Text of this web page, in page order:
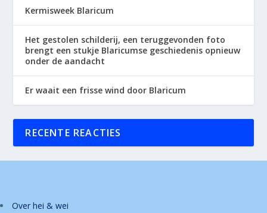
Kermisweek Blaricum
Het gestolen schilderij, een teruggevonden foto
brengt een stukje Blaricumse geschiedenis opnieuw
onder de aandacht
Er waait een frisse wind door Blaricum
RECENTE REACTIES
Over hei & wei